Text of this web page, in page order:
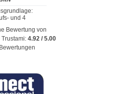
Bewertung von
Trustami: 4.92/ 5.00
Bewertungen